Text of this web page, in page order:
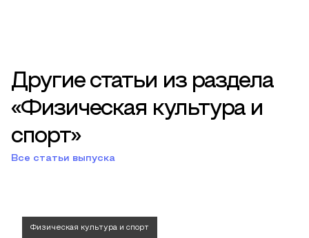
Другие статьи из раздела
«Физическая культура и
спорт»
Все статьи выпуска
Физическая культура и спорт